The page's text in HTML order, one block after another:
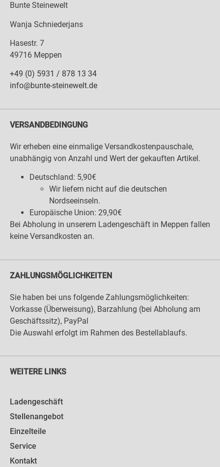
Bunte Steinewelt
Wanja Schniederjans
Hasestr. 7
49716 Meppen
+49 (0) 5931 / 878 13 34
info@bunte-steinewelt.de
VERSANDBEDINGUNG
Wir erheben eine einmalige Versandkostenpauschale,
unabhängig von Anzahl und Wert der gekauften Artikel.
Deutschland: 5,90€
Wir liefern nicht auf die deutschen
Nordseeinseln.
Europäische Union: 29,90€
Bei Abholung in unserem Ladengeschäft in Meppen fallen
keine Versandkosten an.
ZAHLUNGSMÖGLICHKEITEN
Sie haben bei uns folgende Zahlungsmöglichkeiten:
Vorkasse (Überweisung), Barzahlung (bei Abholung am
Geschäftssitz), PayPal
Die Auswahl erfolgt im Rahmen des Bestellablaufs.
WEITERE LINKS
Ladengeschäft
Stellenangebot
Einzelteile
Service
Kontakt